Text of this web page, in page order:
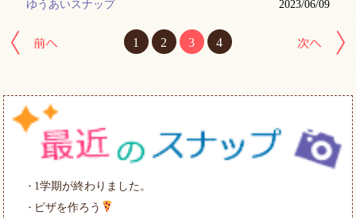
ゆうあいスナップ 2023/06/09
1 2 3 4
1学期が終わりました。
ピザを作ろう